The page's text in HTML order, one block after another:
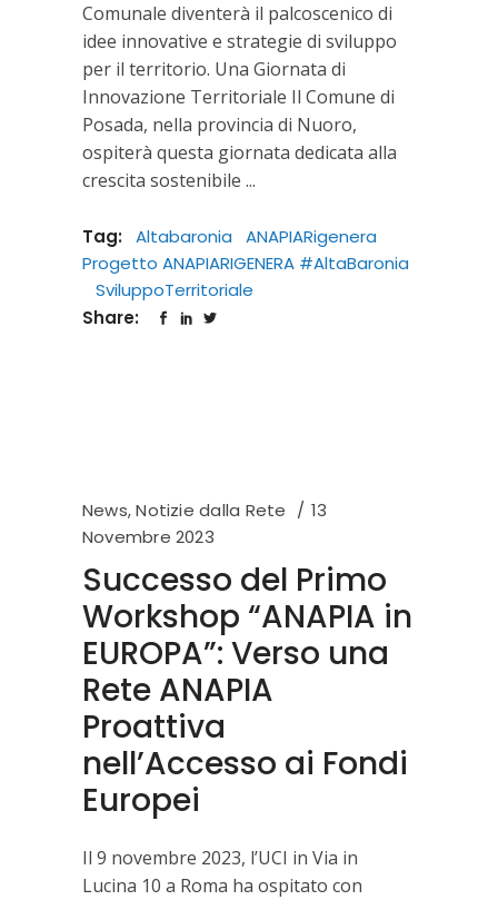
Comunale diventerà il palcoscenico di
idee innovative e strategie di sviluppo
per il territorio. Una Giornata di
Innovazione Territoriale Il Comune di
Posada, nella provincia di Nuoro,
ospiterà questa giornata dedicata alla
crescita sostenibile
Tag: Altabaronia
ANAPIARigenera
Progetto ANAPIARIGENERA #AltaBaronia
SviluppoTerritoriale
Share:
News,Notizie dalla Rete
13
Novembre 2023
Successo del Primo
Workshop “ANAPIA in
EUROPA”: Verso una
Rete ANAPIA
Proattiva
nell’Accesso ai Fondi
Europei
Il 9 novembre 2023, l’UCI in Via in
Lucina 10 a Roma ha ospitato con